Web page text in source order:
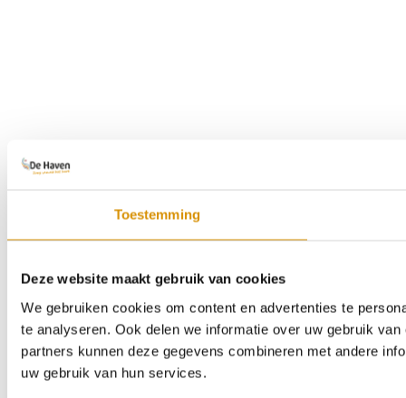
Toestemming
Deze website maakt gebruik van cookies
We gebruiken cookies om content en advertenties te
te analyseren. Ook delen we informatie over uw gebruik
partners kunnen deze gegevens combineren met andere
uw gebruik van hun services.